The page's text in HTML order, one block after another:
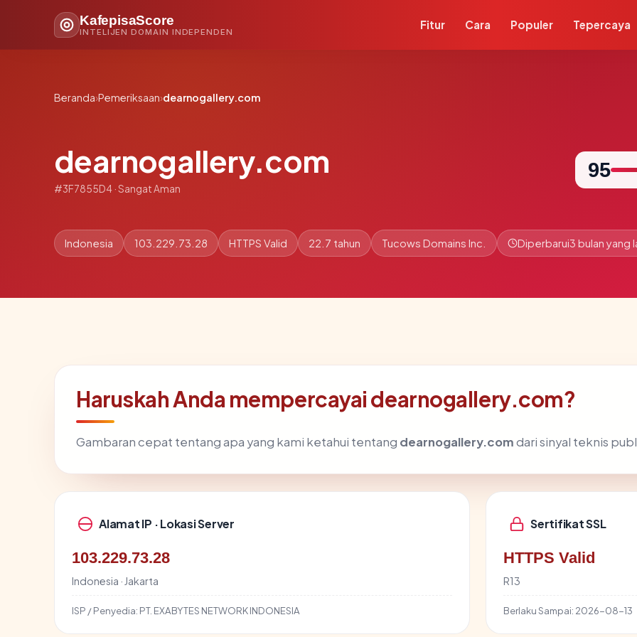
KafepisaScore
INTELIJEN DOMAIN INDEPENDEN
Fitur Cara Populer Tepercaya
Beranda›Pemeriksaan›dearnogallery.com
dearnogallery.com
#3F7855D4 · Sangat Aman
95
Indonesia 103.229.73.28 HTTPS Valid 22.7 tahun Tucows Domains Inc. Diperbarui3 bulan yang
Haruskah Anda mempercayai dearnogallery.com?
Gambaran cepat tentang apa yang kami ketahui tentang dearnogallery.comdari sinyal teknis
Alamat IP · Lokasi Server
103.229.73.28
Indonesia · Jakarta
ISP / Penyedia: PT. EXABYTES NETWORK INDONESIA
Sertifikat SSL
HTTPS Valid
R13
Berlaku Sampai: 2026-08-13